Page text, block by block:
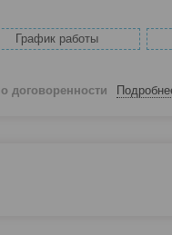
График работы
договоренности